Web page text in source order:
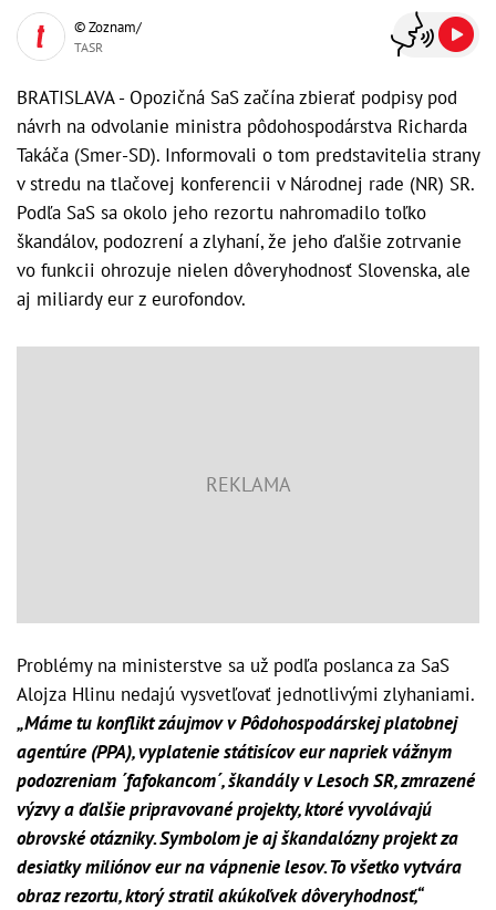
© Zoznam/
TASR
BRATISLAVA - Opozičná SaS začína zbierať podpisy pod
návrh na odvolanie ministra pôdohospodárstva Richarda
Takáča (Smer-SD). Informovali o tom predstavitelia strany
v stredu na tlačovej konferencii v Národnej rade (NR) SR.
Podľa SaS sa okolo jeho rezortu nahromadilo toľko
škandálov, podozrení a zlyhaní, že jeho ďalšie zotrvanie
vo funkcii ohrozuje nielen dôveryhodnosť Slovenska, ale
aj miliardy eur z eurofondov.
Problémy na ministerstve sa už podľa poslanca za SaS
Alojza Hlinu nedajú vysvetľovať jednotlivými zlyhaniami.
„Máme tu konflikt záujmov v Pôdohospodárskej platobnej
agentúre (PPA), vyplatenie státisícov eur napriek vážnym
podozreniam ´fafokancom´, škandály v Lesoch SR, zmrazené
výzvy a ďalšie pripravované projekty, ktoré vyvolávajú
obrovské otázniky. Symbolom je aj škandalózny projekt za
desiatky miliónov eur na vápnenie lesov. To všetko vytvára
obraz rezortu, ktorý stratil akúkoľvek dôveryhodnosť,“